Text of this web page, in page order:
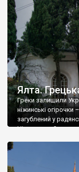
Ялта.
Греки залишили
ніжинські огірочки
загублений у
Ніжин греки?